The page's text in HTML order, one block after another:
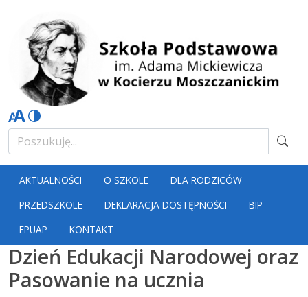
AKTUALNOŚCI O SZKOLE
DLA RODZICÓW
PRZEDSZKOLE
DEKLARACJA DOSTĘPNOŚCI
BIP
EPUAP
KONTAKT
Dzień Edukacji Narodowej oraz
Pasowanie na ucznia